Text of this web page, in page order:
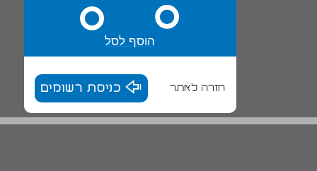
הוסף לסל
חזרה לאתר כניסת רשומים